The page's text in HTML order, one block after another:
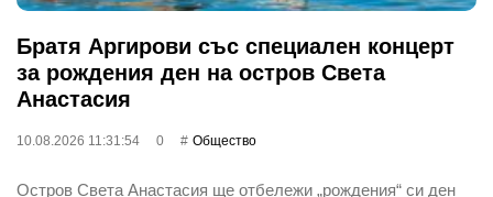
Братя Аргирови със специален концерт
за рождения ден на остров Света
Анастасия
10.08.2026 11:31:54 0 Общество
Остров Света Анастасия ще отбележи „рождения“ си ден